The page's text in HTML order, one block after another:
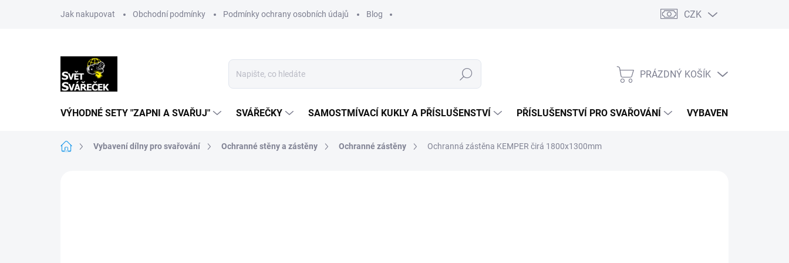
Jak nakupovat Obchodní podmínky Podmínky ochrany osobních údajů Blog CZK
Hledat
NÁKUPNÍ
PRÁZDNÝ KOŠÍK
VÝHODNÉ SETY "ZAPNI A SVAŘUJ" SVÁŘEČKY SAMOSTMÍVACÍ KUKLY A PŘÍSLUŠENSTVÍ PŘÍSLUŠENSTVÍ PRO SVAŘOVÁNÍ VYBAVENÍ DÍLNY PRO
Domů Vybavení dílny pro svařování Ochranné stěny a zástěny Ochranné zástěny Ochranná zástěna KEMPER čirá 1800x1300mm